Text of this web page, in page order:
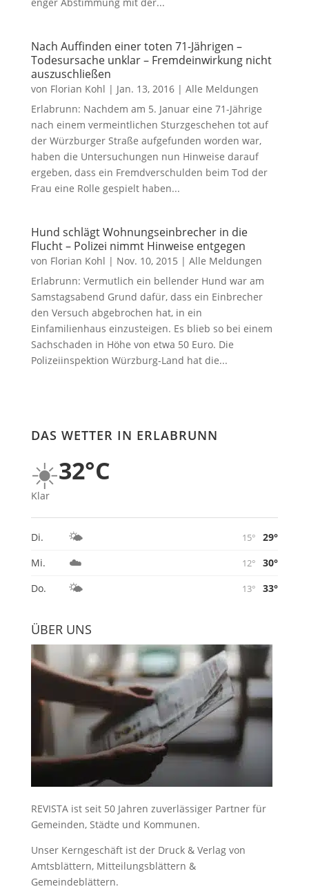
Nach Auffinden einer toten 71-Jährigen –
Todesursache unklar – Fremdeinwirkung nicht
auszuschließen
von Florian Kohl | Jan. 13, 2016| Alle Meldungen
Erlabrunn: Nachdem am 5. Januar eine 71-Jährige
nach einem vermeintlichen Sturzgeschehen tot auf
der Würzburger Straße aufgefunden worden war,
haben die Untersuchungen nun Hinweise darauf
ergeben, dass ein Fremdverschulden beim Tod der
Frau eine Rolle gespielt haben...
Hund schlägt Wohnungseinbrecher in die
Flucht – Polizei nimmt Hinweise entgegen
von Florian Kohl | Nov. 10, 2015 | Alle Meldungen
Erlabrunn: Vermutlich ein bellender Hund war am
Samstagsabend Grund dafür, dass ein Einbrecher
den Versuch abgebrochen hat, in ein
Einfamilienhaus einzusteigen. Es blieb so bei einem
Sachschaden in Höhe von etwa 50 Euro. Die
Polizeiinspektion Würzburg-Land hat die...
DAS WETTER IN ERLABRUNN
☀️32°C
Klar
Di. 🌤️ 15°
29°
Mi.
☁️ 12°
30°
Do.
🌤️ 13° 33°
ÜBER UNS
REVISTA ist seit 50 Jahren zuverlässiger Partner für
Gemeinden, Städte und Kommunen.
Unser Kerngeschäft ist der Druck & Verlag von
Amtsblättern, Mitteilungsblättern &
Gemeindeblättern.